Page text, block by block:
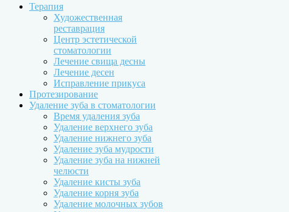
Терапия
Художественная
реставрация
Центр эстетической
стоматологии
Лечение свища десны
Лечение десен
Исправление прикуса
Протезирование
Удаление зуба в стоматологии
Время удаления зуба
Удаление верхнего зуба
Удаление нижнего зуба
Удаление зуба мудрости
Удаление зуба на нижней
челюсти
Удаление кисты зуба
Удаление корня зуба
Удаление молочных зубов